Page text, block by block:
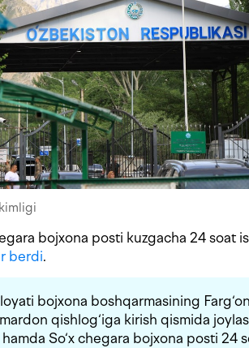
bojxona posti kuzgacha 24 soat
berdi.
bojxona boshqarmasining
qishlog‘iga kirish qismida
So‘x chegara bojxona posti 24